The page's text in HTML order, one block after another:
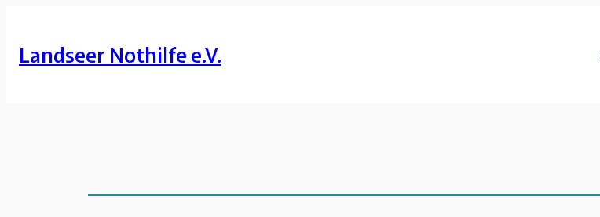
Inhalt
Landseer Nothilfe e.V.